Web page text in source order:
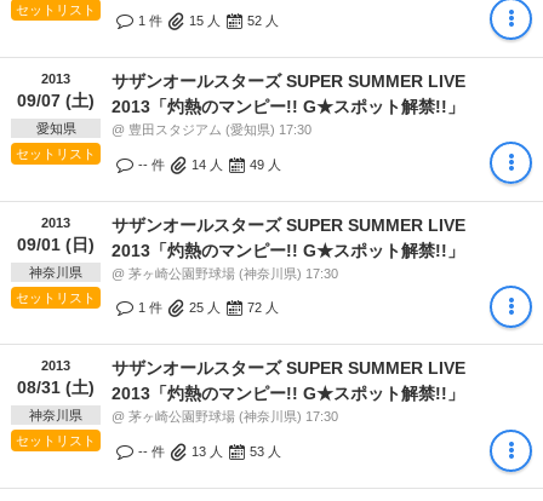
セットリスト
1 件 15 人 52 人
2013
09/07 (土)
愛知県
セットリスト
サザンオールスターズ SUPER SUMMER LIVE
2013「灼熱のマンピー!! G★スポット解禁!!」
@ 豊田スタジアム (愛知県) 17:30
-- 件 14 人 49 人
2013
09/01 (日)
神奈川県
セットリスト
サザンオールスターズ SUPER SUMMER LIVE
2013「灼熱のマンピー!! G★スポット解禁!!」
@ 茅ヶ崎公園野球場 (神奈川県) 17:30
1 件 25 人 72 人
2013
08/31 (土)
神奈川県
セットリスト
サザンオールスターズ SUPER SUMMER LIVE
2013「灼熱のマンピー!! G★スポット解禁!!」
@ 茅ヶ崎公園野球場 (神奈川県) 17:30
-- 件 13 人 53 人